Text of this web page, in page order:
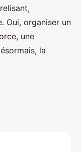
Oui, organiser un
une
la